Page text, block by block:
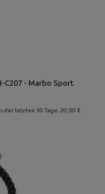
C207 - Marbo Sport
letzten 30 Tage: 20,00 €